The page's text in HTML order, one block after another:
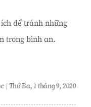
để tránh những
trong bình an.
Thứ Ba, 1 tháng 9, 2020